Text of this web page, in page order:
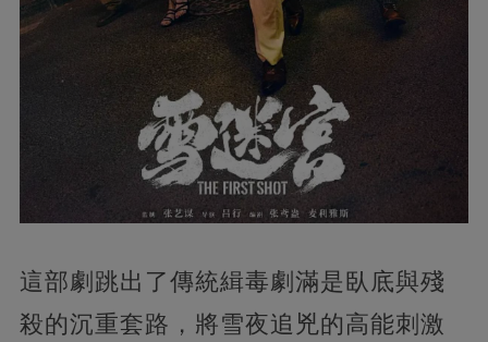
這部劇跳出了傳統緝毒劇滿是臥底與殘
殺的沉重套路，將雪夜追兇的高能刺激